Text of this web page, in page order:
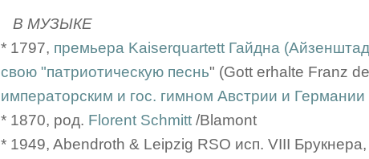
В МУЗЫКЕ
* 1797, премьера Kaiserquartett Гайдна
свою "патриотическую песнь" (Gott erhalte Franz
императорским и гос. гимном Австрии и Германии
* 1870, род. Florent Schmitt /Blamont
* 1949, Abendroth & Leipzig RSO исп. VIII Брукнера,